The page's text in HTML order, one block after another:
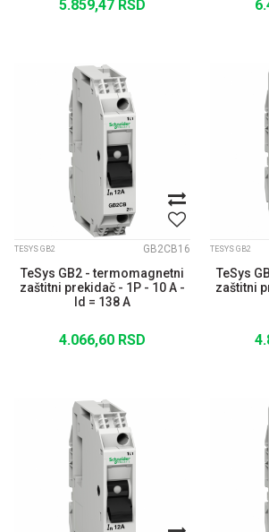
5.859,47 RSD
TESYS GB2 GB2CB16
TeSys GB2 - termomagnetni
zaštitni prekidač - 1P - 10 A -
Id = 138 A
4.066,60 RSD
TESYS GB2
TeSys
zaštitni